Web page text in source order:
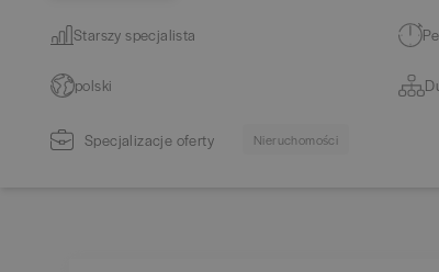
Starszy specjalista
polski
Specjalizacje oferty Nieruchomości